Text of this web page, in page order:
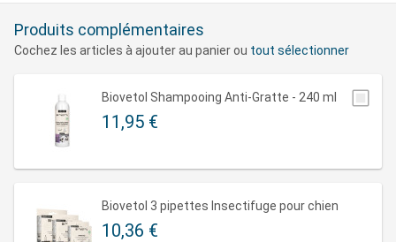
Produits complémentaires
Cochez les articles à ajouter au panier ou tout sélectionner
Biovetol Shampooing Anti-Gratte - 240 ml
11,95 €
Biovetol 3 pipettes Insectifuge pour chien
10,36 €